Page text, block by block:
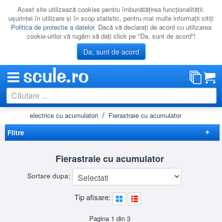
Acest site utilizează cookies pentru îmbunătăţirea funcţionalităţii,
uşurinţei în utilizare şi în scop statistic, pentru mai multe informaţii citiţi
Politica de protectie a datelor. Dacă vă declaraţi de acord cu utilizarea
cookie-urilor vă rugăm să daţi click pe "Da, sunt de acord"!
Da, sunt de acord
CATEGORII
PROMOTII
LICHIDARE
Scule electrice cu acumulatori
Fierastraie cu acumulator
Filtre
Disponibilitate
(2)
Fierastraie cu acumulator
Sortare dupa:
Tip afisare:
Pagina 1 din 3